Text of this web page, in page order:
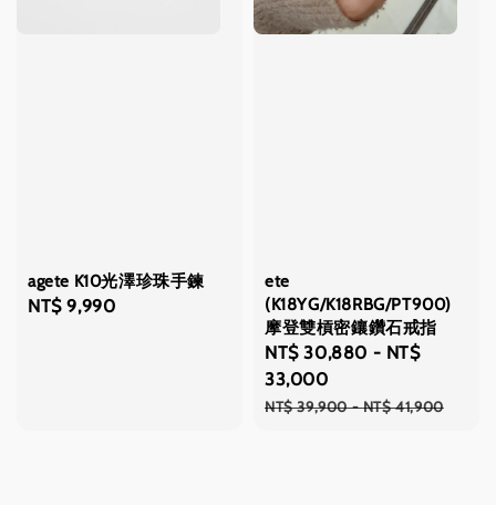
agete K10光澤珍珠手鍊
Regular
NT$ 9,990
ete
(K18YG/K18RBG/PT900)
摩登雙槓密鑲鑽石戒指
Sale
price
NT$ 30,880 - NT$
33,000
Regular
NT$ 39,900-NT$ 41,900